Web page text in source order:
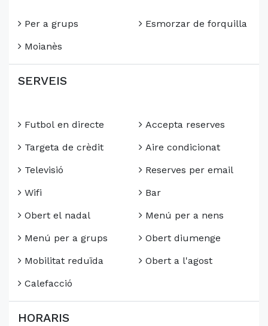
Per a grups
Moianès
Esmorzar de forquilla
SERVEIS
Futbol en directe
Targeta de crèdit
Televisió
Wifi
Obert el nadal
Menú per a grups
Mobilitat reduïda
Calefacció
Accepta reserves
Aire condicionat
Reserves per email
Bar
Menú per a nens
Obert diumenge
Obert a l'agost
HORARIS